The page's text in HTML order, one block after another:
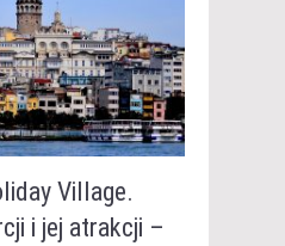
Village.
i jej atrakcji –